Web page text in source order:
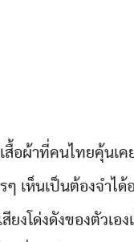
อผ้าที่คนไทยคุ้นเค
ๆ เห็นเป็นต้องจำไ
ยงโด่งดังของตัวเ